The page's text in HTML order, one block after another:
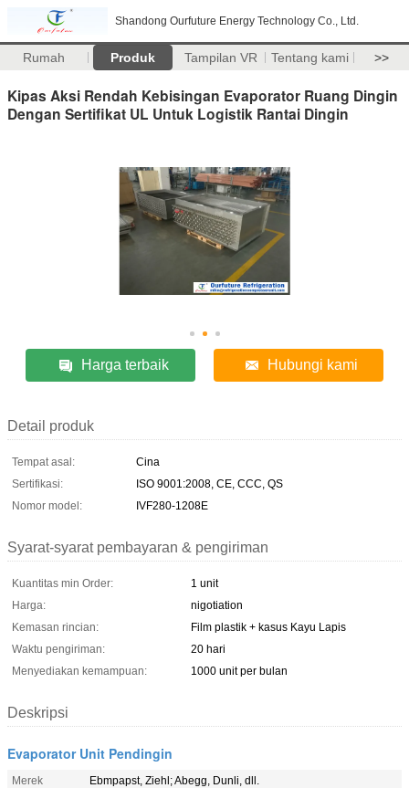
Shandong Ourfuture Energy Technology Co., Ltd.
Rumah Produk Tampilan VR Tentang kami >>
Kipas Aksi Rendah Kebisingan Evaporator Ruang Dingin
Dengan Sertifikat UL Untuk Logistik Rantai Dingin
Harga terbaik Hubungi kami
Detail produk
Tempat asal:
Cina
Sertifikasi:
ISO 9001:2008, CE, CCC, QS
Nomor model:
IVF280-1208E
Syarat-syarat pembayaran & pengiriman
Kuantitas min Order:
1 unit
Harga:
nigotiation
Kemasan rincian:
Film plastik + kasus Kayu Lapis
Waktu pengiriman:
20 hari
Menyediakan kemampuan:
1000 unit per bulan
Deskripsi
Evaporator Unit Pendingin
Merek
Ebmpapst, Ziehl; Abegg, Dunli, dll.